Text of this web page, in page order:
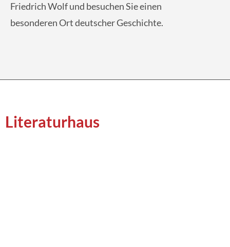
Friedrich Wolf und besuchen Sie einen
besonderen Ort deutscher Geschichte.
Literaturhaus